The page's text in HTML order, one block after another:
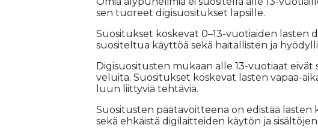
sen tuo­reet di­gi­suo­si­tuk­set lap­sil­le.
Suo­si­tuk­set kos­ke­vat 0–13-vuo­ti­ai­den las­ten
suo­si­tel­tua käyt­töä sekä hai­tal­lis­ten ja
Di­gi­suo­si­tus­ten mu­kaan al­le 13-vuo­ti­aat ei­vät
ve­lui­ta. Suo­si­tuk­set kos­ke­vat las­ten va­paa-
luun liit­ty­viä teh­tä­viä.
Suo­si­tus­ten pää­ta­voit­tee­na on edis­tää las­ten
sekä eh­käis­tä di­gi­lait­tei­den käy­tön ja